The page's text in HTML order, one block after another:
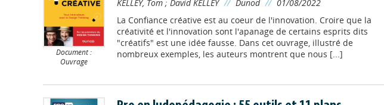
Document :
Ouvrage
KELLEY, Tom; David KELLEY // Dunod // 01/08/2022
La Confiance créative est au coeur de l'innovation. Croire que la
créativité et l'innovation sont l'apanage de certains esprits dits
"créatifs" est une idée fausse. Dans cet ouvrage, illustré de
nombreux exemples, les auteurs montrent que nous [...]